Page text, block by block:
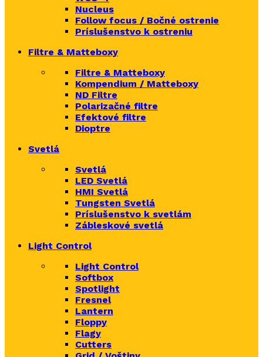
Nucleus
Follow focus / Bočné ostrenie
Príslušenstvo k ostreniu
Filtre & Matteboxy
Filtre & Matteboxy
Kompendium / Matteboxy
ND Filtre
Polarizačné filtre
Efektové filtre
Dioptre
Svetlá
Svetlá
LED Svetlá
HMI Svetlá
Tungsten Svetlá
Príslušenstvo k svetlám
Zábleskové svetlá
Light Control
Light Control
Softbox
Spotlight
Fresnel
Lantern
Floppy
Flagy
Cutters